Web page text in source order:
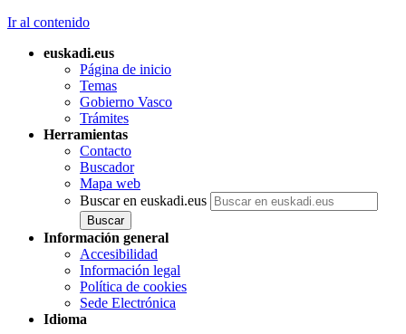
Ir al contenido
euskadi.eus
Página de inicio
Temas
Gobierno Vasco
Trámites
Herramientas
Contacto
Buscador
Mapa web
Buscar en euskadi.eus
Información general
Accesibilidad
Información legal
Política de cookies
Sede Electrónica
Idioma